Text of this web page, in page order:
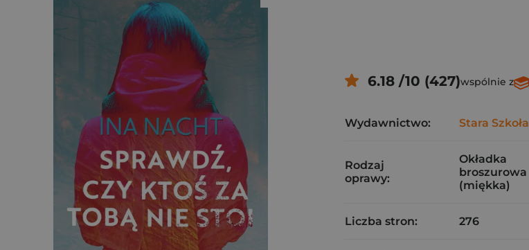
6.18 /10 (427)wspólnie z
Wydawnictwo: Stara Szkoła
Rodzaj
oprawy:
Okładka
broszurowa
(miękka)
Liczba stron: 276